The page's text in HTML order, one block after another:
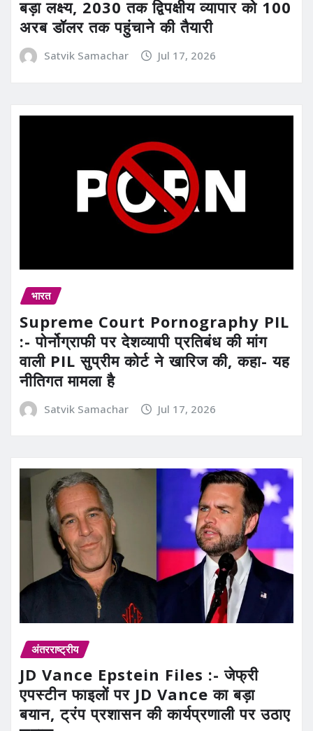
बड़ा लक्ष्य, 2030 तक द्विपक्षीय व्यापार को 100
अरब डॉलर तक पहुंचाने की तैयारी
Satvik Samachar Jul 17, 2026
भारत
Supreme Court Pornography PIL
:- पोर्नोग्राफी पर देशव्यापी प्रतिबंध की मांग
वाली PIL सुप्रीम कोर्ट ने खारिज की, कहा- यह
नीतिगत मामला है
Satvik Samachar Jul 17, 2026
अंतरराष्ट्रीय
JD Vance Epstein Files :- जेफ्री
एपस्टीन फाइलों पर JD Vance का बड़ा
बयान, ट्रंप प्रशासन की कार्यप्रणाली पर उठाए